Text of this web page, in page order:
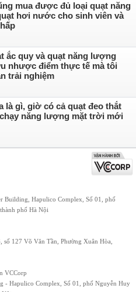
mua được đủ loại quạt năng
hơi nước cho sinh viên và
ắc quy và quạt năng lượng
nhược điểm thực tế mà tôi
trải nghiệm
là gì, giờ có cả quạt đeo thắt
năng lượng mặt trời mới
Building, Hapulico Complex, Số 01, phố
phố Hà Nội
số 127 Võ Văn Tần, Phường Xuân Hòa,
VCCorp
- Hapulico Complex, Số 01, phố Nguyễn Huy